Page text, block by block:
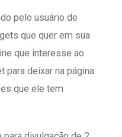
pelo usuário de
que quer em sua
que interesse ao
para deixar na página
que ele tem